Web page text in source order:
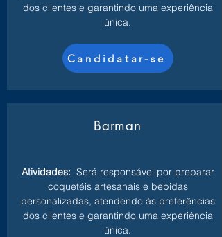
dos clientes e garantindo uma experiência
única.
Candidatar-se
Barman
Atividades: Será responsável por preparar
coquetéis artesanais e bebidas
personalizadas, atendendo às preferências
dos clientes e garantindo uma experiência
única.